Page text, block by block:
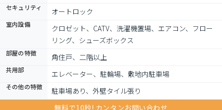
セキュリティ オートロック
室内設備
クロゼット、CATV、洗濯機置場、エアコン、フロー
リング、シューズボックス
部屋の特徴 角住戸、二階以上
共用部 エレベーター、駐輪場、敷地内駐車場
その他の特徴
駐車場あり、外壁タイル張り
無料で10秒! カンタンお問い合わせ